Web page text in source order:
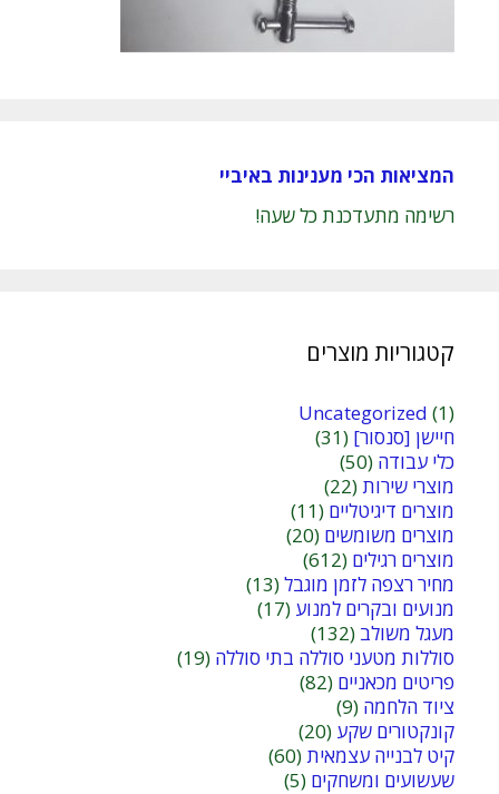
המציאות הכי מענינות באיביי
רשימה מתעדכנת כל שעה!
קטגוריות מוצרים
Uncategorized (1)
חיישן [סנסור] (31)
כלי עבודה (50)
מוצרי שירות(22)
מוצרים דיגיטליים (11)
מוצרים משומשים (20)
מוצרים רגילים (612)
מחיר רצפה לזמן מוגבל(13)
מנועים ובקרים למנוע (17)
מעגל משולב (132)
סוללות מטעני סוללה בתי סוללה (19)
פריטים מכאניים (82)
ציוד הלחמה (9)
קונקטורים שקע (20)
קיט לבנייה עצמאית(60)
שעשועים ומשחקים (5)